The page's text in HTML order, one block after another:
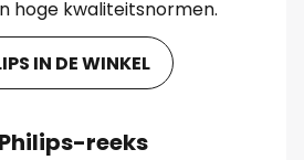
hoge kwaliteitsnormen.
IN DE WINKEL
reeks